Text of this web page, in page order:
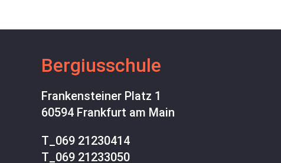
Bergiusschule
Frankensteiner Platz 1
60594 Frankfurt am Main
T_ 069 21230414
T_ 069 21233050